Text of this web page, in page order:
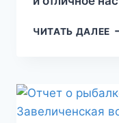
ЧИТАТЬ ДАЛЕЕ